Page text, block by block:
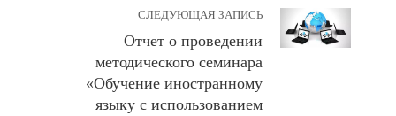
СЛЕДУЮЩАЯ ЗАПИСЬ
Отчет о проведении
методического семинара
«Обучение иностранному
языку с использованием